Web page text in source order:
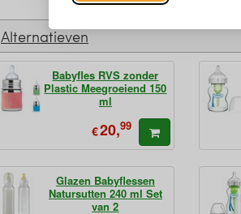
Alternatieven
Babyfles RVS zonder
Plastic Meegroeiend 150
ml
€20,99
Glazen Babyflessen
Natursutten 240 ml Set
van 2